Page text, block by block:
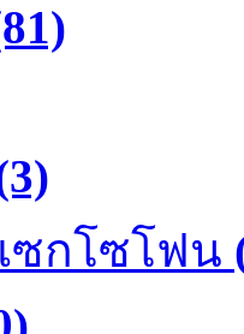
ซกโซโฟน